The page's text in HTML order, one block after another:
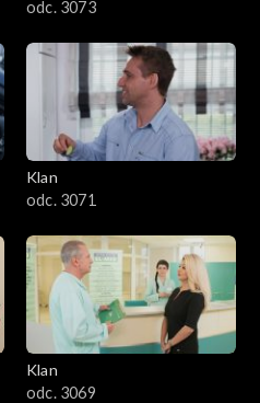
odc. 3073
Klan
odc. 3071
Klan
odc. 3069